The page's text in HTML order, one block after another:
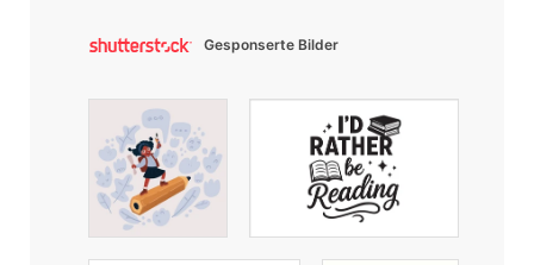
Gesponserte Bilder